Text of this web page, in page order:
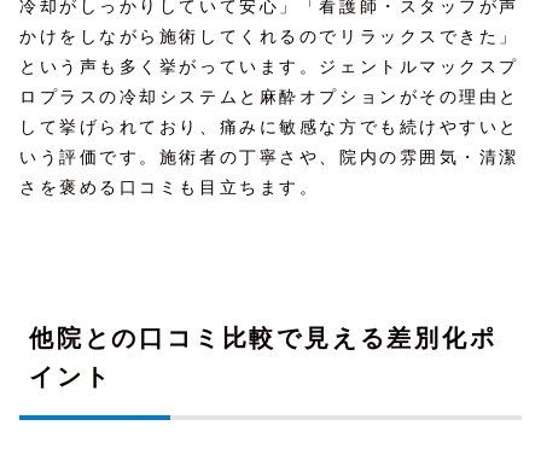
冷却がしっかりしていて安心」「看護師・スタッフが声
かけをしながら施術してくれるのでリラックスできた」
という声も多く挙がっています。ジェントルマックスプ
ロプラスの冷却システムと麻酔オプションがその理由と
して挙げられており、痛みに敏感な方でも続けやすいと
いう評価です。施術者の丁寧さや、院内の雰囲気・清潔
さを褒める口コミも目立ちます。
他院との口コミ比較で見える差別化ポ
イント